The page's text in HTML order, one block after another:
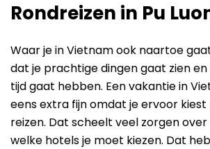
Rondreizen in Pu
Waar je in Vietnam ook naartoe
dat je prachtige dingen gaat zien
tijd gaat hebben. Een vakantie in
eens extra fijn omdat je ervoor
reizen. Dat scheelt veel zorgen
welke hotels je moet kiezen. Dat